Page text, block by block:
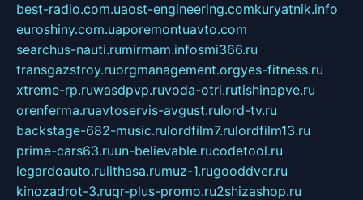
best-radio.com.uaost-engineering.comkuryatnik.info
euroshiny.com.uaporemontuavto.com
searchus-nauti.rumirmam.infosmi366.ru
transgazstroy.ruorgmanagement.orgyes-fitness.ru
xtreme-rp.ruwasdpvp.ruvoda-otri.rutishinapve.ru
orenferma.ruavtoservis-avgust.rulord-tv.ru
backstage-682-music.rulordfilm7.rulordfilm13.ru
prime-cars63.ruun-believable.rucodetool.ru
legardoauto.rulithasa.rumuz-1.rugooddver.ru
kinozadrot-3.ruqr-plus-promo.ru2shizashop.ru